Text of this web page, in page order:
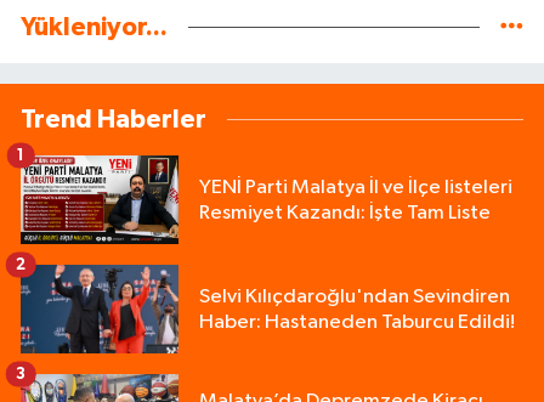
Yükleniyor...
Trend Haberler
YENİ Parti Malatya İl ve İlçe listeleri
Resmiyet Kazandı: İşte Tam Liste
1
Selvi Kılıçdaroğlu'ndan Sevindiren
Haber: Hastaneden Taburcu Edildi!
2
3